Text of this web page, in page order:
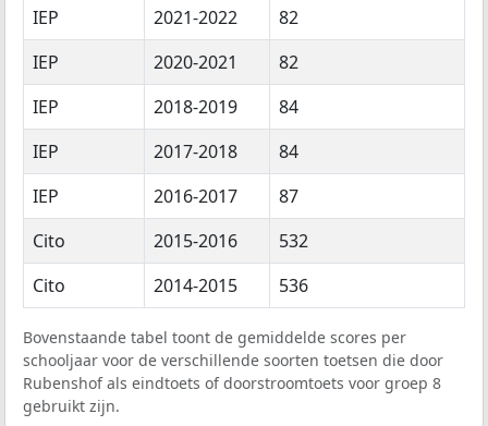
IEP
2021-2022
82
IEP
2020-2021
82
IEP
2018-2019
84
IEP
2017-2018
84
IEP
2016-2017
87
Cito
2015-2016
532
Cito
2014-2015 536
Bovenstaande tabel toont de gemiddelde scores per
schooljaar voor de verschillende soorten toetsen die door
Rubenshof als eindtoets of doorstroomtoets voor groep 8
gebruikt zijn.